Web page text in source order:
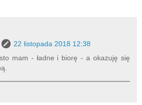
22 listopada 2018 12:38
mam - ładne i biorę - a okazuję się